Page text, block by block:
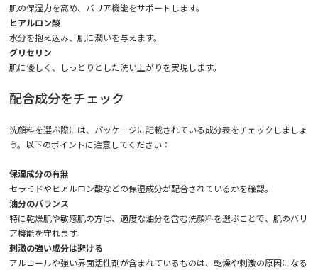
肌の保湿力を高め、バリア機能をサポートします。
ヒアルロン酸
水分を抱え込み、肌に潤いを与えます。
グリセリン
肌に優しく、しっとりとした洗い上がりを実現します。
配合成分をチェック
洗顔料を選ぶ際には、パッケージに記載されている成分表をチェックしましょ
う。以下のポイントに注意してください：
保湿成分の有無
セラミドやヒアルロン酸などの保湿成分が配合されているかを確認。
油分のバランス
特に乾燥肌や敏感肌の方は、適度な油分を含む洗顔料を選ぶことで、肌のバリ
ア機能を守れます。
刺激の強い成分は避ける
アルコールや強い界面活性剤が含まれているものは、乾燥や刺激の原因になる